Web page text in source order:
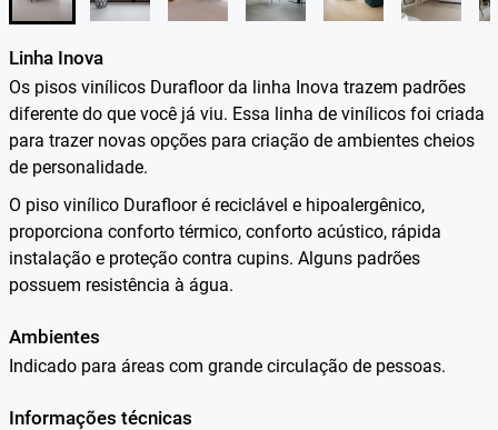
Linha Inova
Os pisos vinílicos Durafloor da linha Inova trazem padrões
diferente do que você já viu. Essa linha de vinílicos foi criada
para trazer novas opções para criação de ambientes cheios
de personalidade.
O piso vinílico Durafloor é reciclável e hipoalergênico,
proporciona conforto térmico, conforto acústico, rápida
instalação e proteção contra cupins. Alguns padrões
possuem resistência à água.
Ambientes
Indicado para áreas com grande circulação de pessoas.
Informações técnicas